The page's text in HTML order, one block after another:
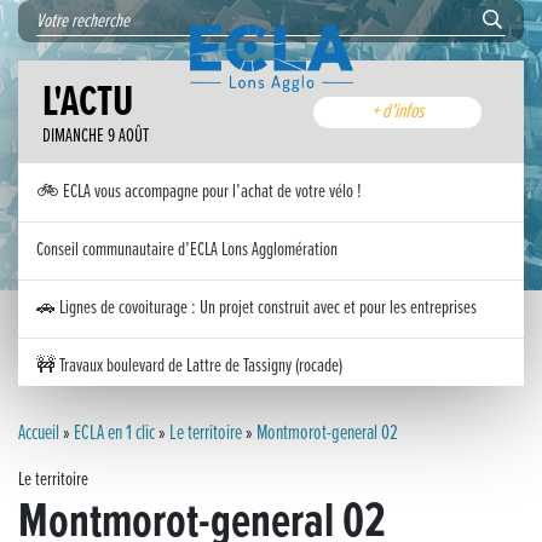
L'ACTU
DIMANCHE 9 AOÛT
+ d'infos
🚲 ECLA vous accompagne pour l’achat de votre vélo !
Conseil communautaire d’ECLA Lons Agglomération
🚗 Lignes de covoiturage : Un projet construit avec et pour les entreprises
🚧 Travaux boulevard de Lattre de Tassigny (rocade)
Inauguration nouvelle station d’épuration (STEP) de Trenal
Festival des solutions écologiques 2026
Accueil» ECLA en 1 clic» Le territoire» Montmorot-general 02
Le territoire
Montmorot-general 02